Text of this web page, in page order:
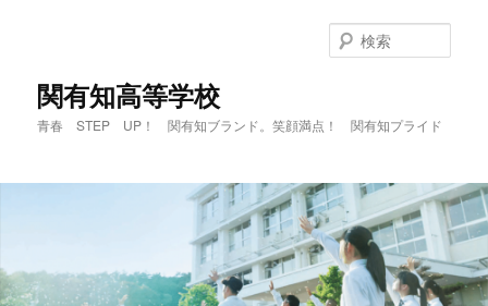
関有知高等学校
青春 STEP UP！ 関有知ブランド。笑顔満点！ 関有知プライド
索